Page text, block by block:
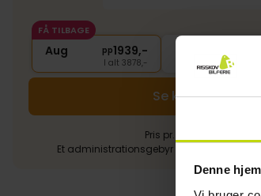
Denne
FÅ TILBAGE
Aug pp1939,-
I alt 3878,- I alt
Se kalender
Pris pr. person (pp).
Et administrationsgebyr på 89,- pr.